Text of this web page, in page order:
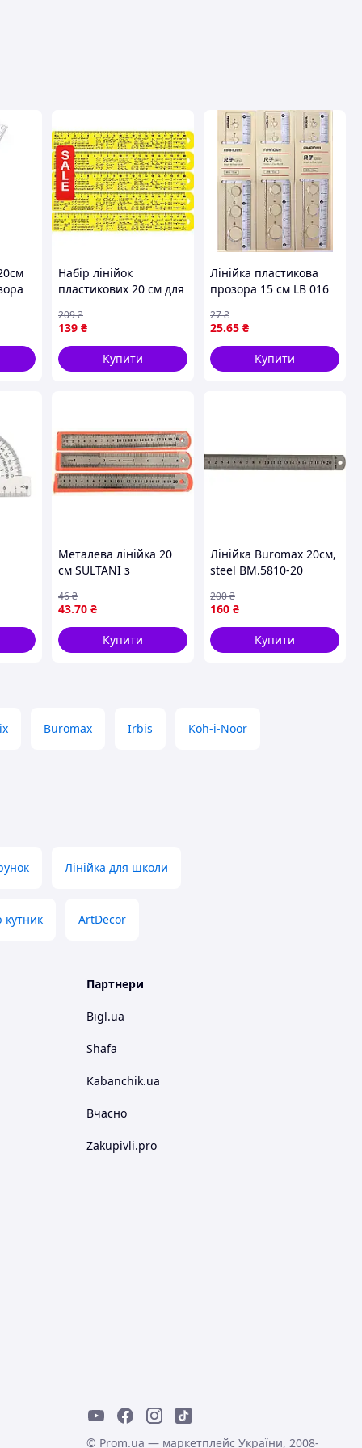
Набір лінійок
пластикових 20 см для
жовтих навчальних з
формулами для школи
учнів Алгебра спр
139 ₴
209₴
Купити
Лінійка пластикова
прозора 15 см LB 016
25.65 ₴
27₴
Купити
Металева лінійка 20
см SULTANI з
43.70 ₴
46₴
Купити
Лінійка Buromax 20см,
steel BM.5810-20
160 ₴
200₴
Купити
Buromax Irbis Koh-i-Noor
Лінійка для школи
кутник ArtDecor
Партнери
Bigl.ua
Shafa
Kabanchik.ua
Вчасно
Zakupivli.pro
© Prom.ua — маркетплейс України, 2008-